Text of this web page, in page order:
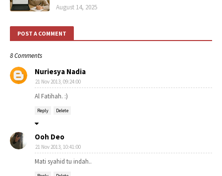
August 14, 2025
POST A COMMENT
8 Comments
Nuriesya Nadia
21 Nov 2013, 09:24:00
Al Fatihah. :)
Reply Delete
Ooh Deo
21 Nov 2013, 10:41:00
Mati syahid tu indah..